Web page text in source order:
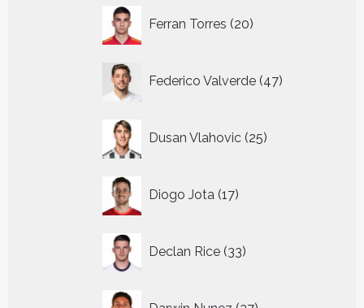
Ferran Torres 20
producten
Federico Valverde 47
producten
Dusan Vlahovic 25
producten
Diogo Jota 17
producten
Declan Rice 33
producten